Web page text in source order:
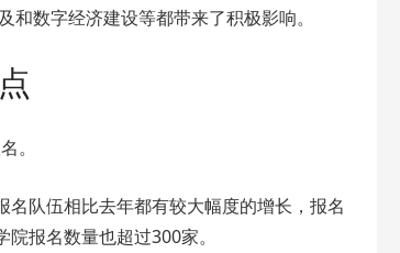
和数字经济建设等都带来了积极影响。
。
队伍相比去年都有较大幅度的增长，报名
报名数量也超过300家。